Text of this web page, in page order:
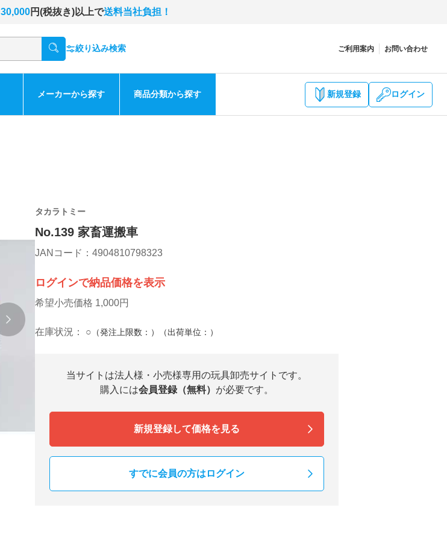
30,000円(税抜き)以上で送料当社負担！
絞り込み検索 ご利用案内 お問い合わせ
メーカーから探す 商品分類から探す 新規登録 ログイン
タカラトミー
No.139 家畜運搬車
JANコード：4904810798323
ログインで納品価格を表示
希望小売価格 1,000円
在庫状況： ○ （発注上限数：）（出荷単位：）
当サイトは法人様・小売様専用の玩具卸売サイトです。
購入には会員登録（無料） が必要です。
新規登録して価格を見る
すでに会員の方はログイン